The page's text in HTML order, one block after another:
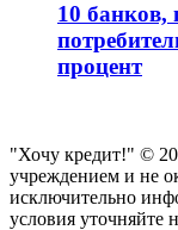
10 банков,
процент
"Хочу кредит!" ©
учреждением и не
исключительно
условия уточняйте